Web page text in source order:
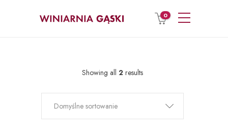
0
Showing all 2 results
Domyślne sortowanie